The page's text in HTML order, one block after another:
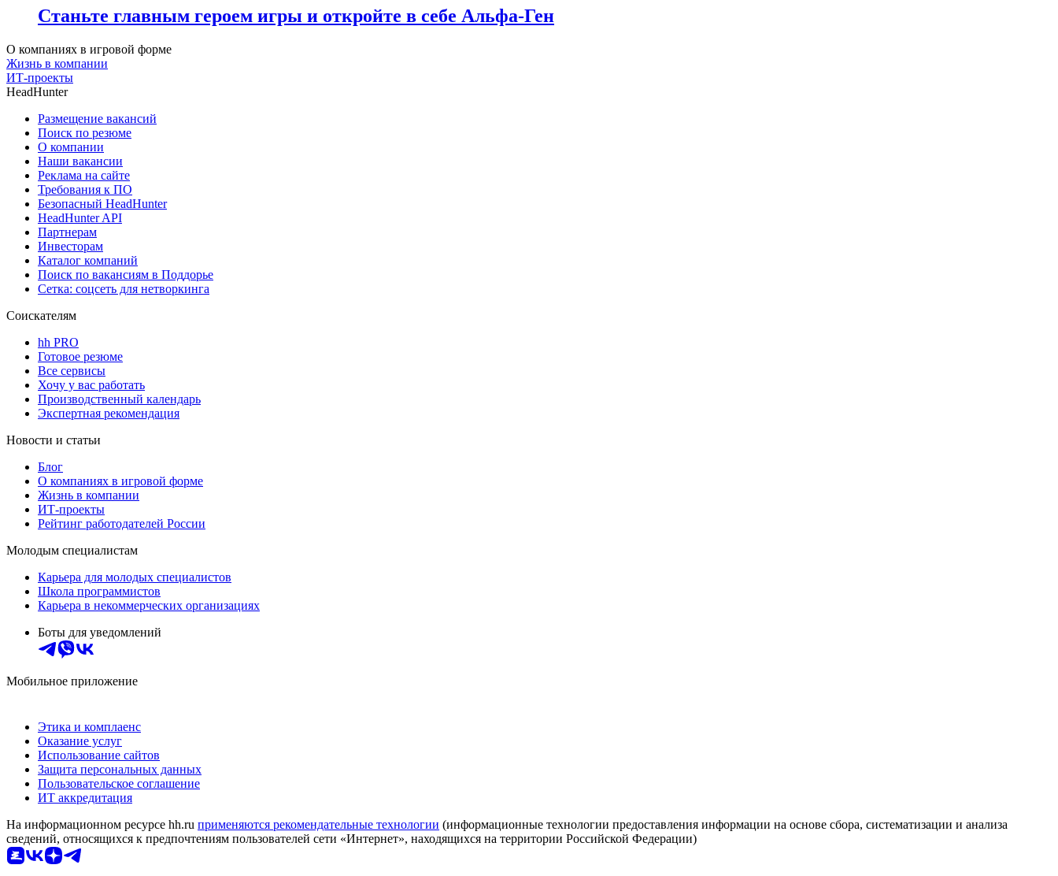
Станьте главным героем игры и откройте в себе Альфа-Ген
О компаниях в игровой форме
Жизнь в компании
ИТ-проекты
HeadHunter
Размещение вакансий
Поиск по резюме
О компании
Наши вакансии
Реклама на сайте
Требования к ПО
Безопасный HeadHunter
HeadHunter API
Партнерам
Инвесторам
Каталог компаний
Поиск по вакансиям в Поддорье
Сетка: соцсеть для нетворкинга
Соискателям
hh PRO
Готовое резюме
Все сервисы
Хочу у вас работать
Производственный календарь
Экспертная рекомендация
Новости и статьи
Блог
О компаниях в игровой форме
Жизнь в компании
ИТ-проекты
Рейтинг работодателей России
Молодым специалистам
Карьера для молодых специалистов
Школа программистов
Карьера в некоммерческих организациях
Боты для уведомлений
Мобильное приложение
Этика и комплаенс
Оказание услуг
Использование сайтов
Защита персональных данных
Пользовательское соглашение
ИТ аккредитация
На информационном ресурсе hh.ru применяются рекомендательные технологии (информационные технологии предоставления информации на основе сбора, систематизации и анализа
сведений, относящихся к предпочтениям пользователей сети «Интернет», находящихся на территории Российской Федерации)